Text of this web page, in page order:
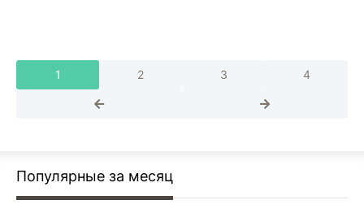
1 2 3 4
Популярные за месяц